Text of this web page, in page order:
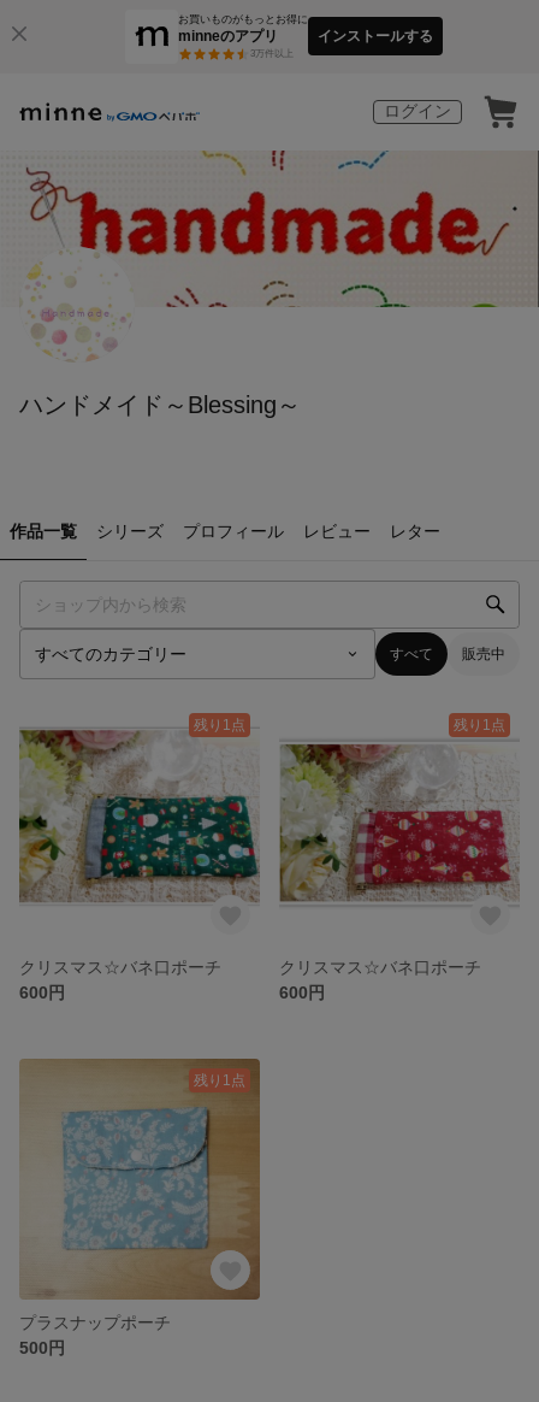
お買いものがもっとお得に
minneのアプリ
3万件以上
インストールする
ログイン
ハンドメイド～Blessing～
作品一覧 シリーズ プロフィール レビュー レター
すべて 販売中
残り1点
クリスマス☆バネ口ポーチ
600円
残り1点
クリスマス☆バネ口ポーチ
600円
残り1点
プラスナップポーチ
500円